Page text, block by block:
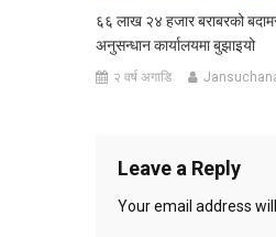
६६ लाख २४ हजार बराबरको
अनुसन्धान कार्यालयमा बुझाइयो
२ वर्ष अगाडि
Leave a Reply
Your email address